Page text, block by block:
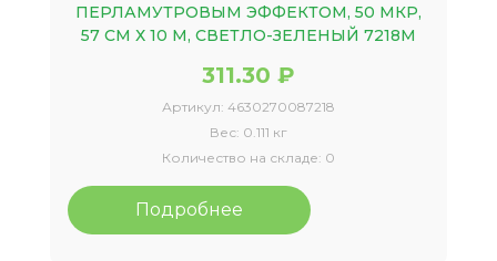
ПЕРЛАМУТРОВЫМ ЭФФЕКТОМ, 50 МКР,
57 СМ Х 10 М, СВЕТЛО-ЗЕЛЕНЫЙ 7218М
311.30 ₽
Артикул: 4630270087218
Вес: 0.111 кг
Количество на складе: 0
Подробнее